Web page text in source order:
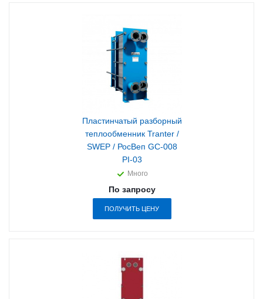
Пластинчатый разборный
теплообменник Tranter /
SWEP / РосВеп GC-008
PI-03
Много
По запросу
ПОЛУЧИТЬ ЦЕНУ